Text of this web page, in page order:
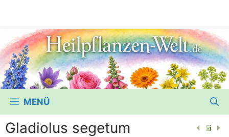
MENÜ
Gladiolus segetum